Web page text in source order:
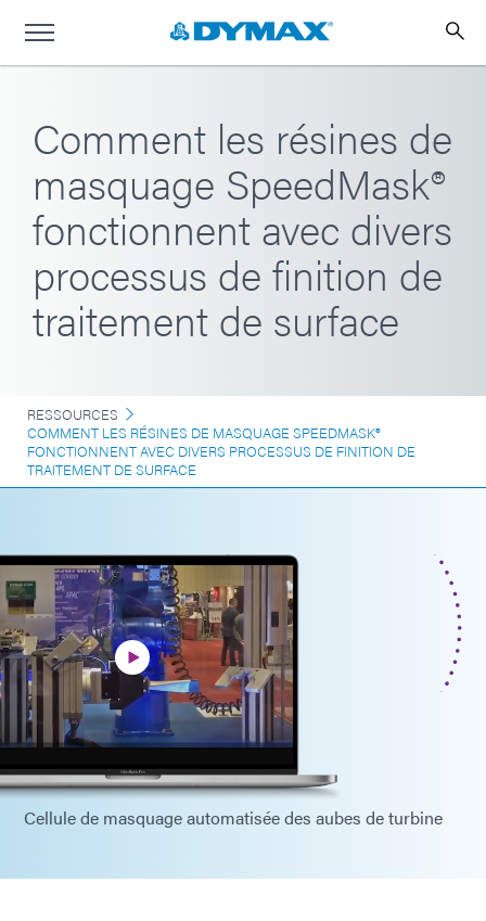
Comment les résines de
masquage SpeedMask®
fonctionnent avec divers
processus de finition de
traitement de surface
RESSOURCES
COMMENT LES RÉSINES DE MASQUAGE SPEEDMASK®
FONCTIONNENT AVEC DIVERS PROCESSUS DE FINITION DE
TRAITEMENT DE SURFACE
Cellule de masquage automatisée des aubes de turbine